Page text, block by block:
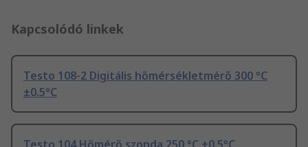
Kapcsolódó linkek
Testo 108-2 Digitális hőmérsékletmérő 300 °C
±0.5°C